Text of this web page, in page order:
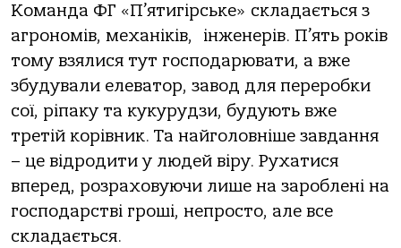
Команда ФГ «П’ятигірське» складається з
агрономів, механіків, інженерів. П’ять років
тому взялися тут господарювати, а вже
збудували елеватор, завод для переробки
сої, ріпаку та кукурудзи, будують вже
третій корівник. Та найголовніше завдання
– це відродити у людей віру. Рухатися
вперед, розраховуючи лише на зароблені на
господарстві гроші, непросто, але все
складається.